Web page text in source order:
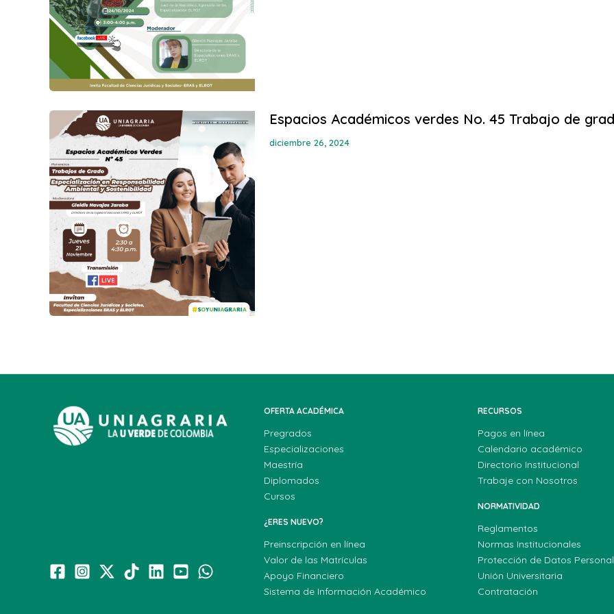
Espacios Académicos verdes No. 45 Trabajo de
diciembre 26, 2024
OFERTA ACADÉMICA
Pregrados
Especializaciones
Maestría
Diplomados
Cursos
¿ERES NUEVO?
Preinscripción en línea
Valor de las Matrículas
Apoyo Financiero
Sistema de Información Académico
RECURSOS
Pagos en línea
Calendario académico
Directorio Institucional
Trabaje con Nosotros
NORMATIVIDAD
Reglamentos
Normas Institucionales
Protección de Datos
Unión Universitaria
Contratación